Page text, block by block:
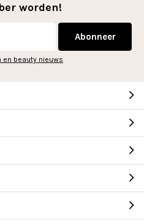
worden!
Abonneer
en beauty nieuws